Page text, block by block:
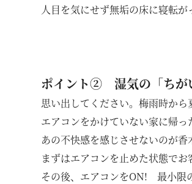
人目を気にせず無垢の床に寝転
ポイント② 湿気の「ちが
思い出してください。梅雨時から
エアコンをかけていない家に帰
あの不快感を感じさせないのが香
まずはエアコンを止めた状態でお
その後、エアコンをON! 最小限